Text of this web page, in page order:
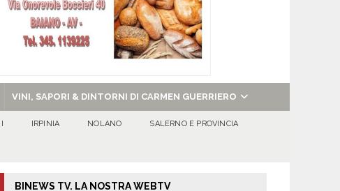
VINI, SAPORI & DINTORNI DI CARMEN GUERRIERO
IRPINIA NOLANO SALERNO E PROVINCIA
BINEWS TV. LA NOSTRA WEBTV